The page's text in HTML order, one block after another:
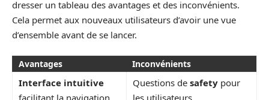
dresser un tableau des avantages et des inconvénients.
Cela permet aux nouveaux utilisateurs d’avoir une vue
d’ensemble avant de se lancer.
Avantages Inconvénients
Interface intuitive
facilitant la navigation
Questions de safety pour
les utilisateurs